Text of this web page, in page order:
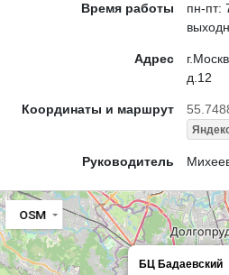
Время работы
пн-пт:
Адрес
д.12
Координаты и маршрут
Руководитель
БЦ Бадаевский
OSM